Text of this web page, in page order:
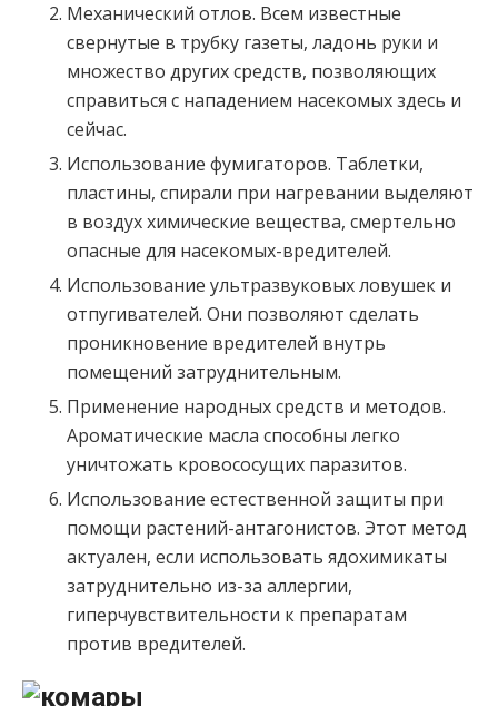
Механический отлов. Всем известные
свернутые в трубку газеты, ладонь руки и
множество других средств, позволяющих
справиться с нападением насекомых здесь и
сейчас.
Использование фумигаторов. Таблетки,
пластины, спирали при нагревании выделяют
в воздух химические вещества, смертельно
опасные для насекомых-вредителей.
Использование ультразвуковых ловушек и
отпугивателей. Они позволяют сделать
проникновение вредителей внутрь
помещений затруднительным.
Применение народных средств и методов.
Ароматические масла способны легко
уничтожать кровососущих паразитов.
Использование естественной защиты при
помощи растений-антагонистов. Этот метод
актуален, если использовать ядохимикаты
затруднительно из-за аллергии,
гиперчувствительности к препаратам
против вредителей.